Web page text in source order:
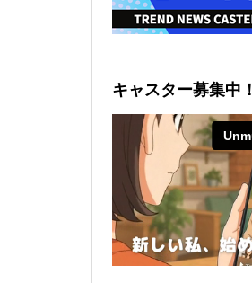
キャスター募集中！